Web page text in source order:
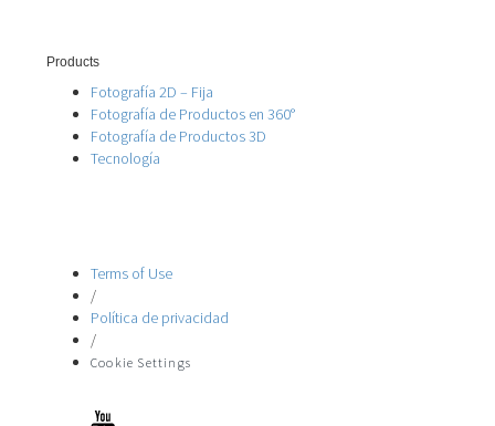
Products
Fotografía 2D – Fija
Fotografía de Productos en 360°
Fotografía de Productos 3D
Tecnología
Terms of Use
/
Política de privacidad
/
Cookie Settings